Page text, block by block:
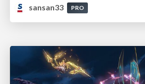
sansan33
PRO